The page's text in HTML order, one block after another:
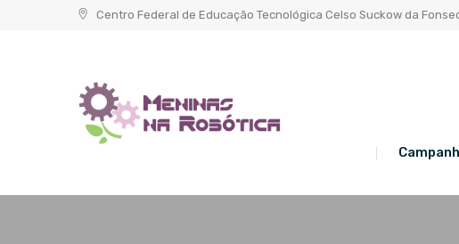
Centro Federal de Educação Tecnológica Celso Suckow da